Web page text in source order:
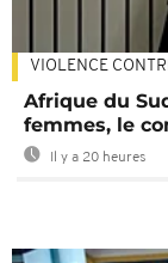
VIOLENCE
Afrique du
femmes, le
Il y a 20 heures